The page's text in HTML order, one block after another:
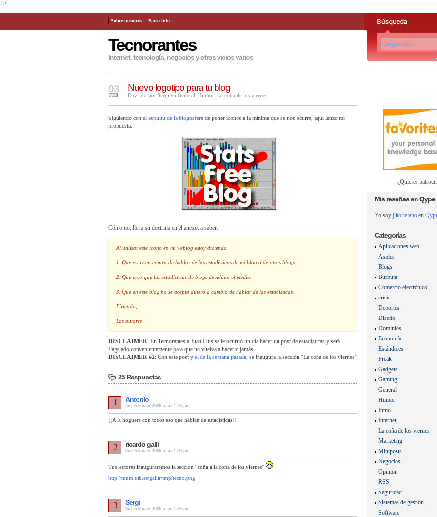
]]>
Tecnorantes
Internet, tecnología, negocios y otros vicios varios
Sobre nosotros Patrocinio
Nuevo logotipo para tu blog
03
FEB Enviado por Sergi en General Humor La coña de los viernes
Siguiendo con el espíritu de la blogosfera de poner iconos a la mínima que se nos ocurre, aquí lanzo mi
propuesta:
Cómo no, lleva su doctrina en el anexo, a saber:
Al utilizar este icono en mi weblog estoy diciendo
1. Que estoy en contra de hablar de las estadísticas de mi blog o de otros blogs.
2. Que creo que las estadísticas de blogs devalúan el medio.
3. Que en este blog no se acepta dinero a cambio de hablar de las estadísticas.
Firmado,
Los autores
DISCLAIMER: En Tecnorantes a Juan Luis se le ocurrió un día hacer un post de estadísticas y será
flagelado convenientemente para que no vuelva a hacerlo jamás.
DISCLAIMER #2: Con este post y el de la semana pasada, se inaugura la sección “La coña de los viernes”
25 Respuestas
Antonio
3rd February 2006 a las 4:46 pm
1
¡¡A la hoguera con todos eso que hablan de estadísticas!!
ricardo galli
3rd February 2006 a las 4:50 pm
2
Tus lectores inauguraremos la sección “coña a la coña de los viernes”
http://mnm.uib.es/gallir/tmp/tecno.png
Sergi
3rd February 2006 a las 4:56 pm
3
¿Quieres
Mis reseñas en Qype
Yo soy jlhortelano en
Categorías
Aplicaciones web
Asides
Blogs
Burbuja
Comercio electrónico
crisis
Deportes
Diseño
Dominios
Economía
Estándares
Freak
Gadgets
Gaming
General
Humor
Inmo
Internet
La coña de los viernes
Marketing
Miniposts
Negocios
Opinion
RSS
Seguridad
Sistemas de gestión
Software